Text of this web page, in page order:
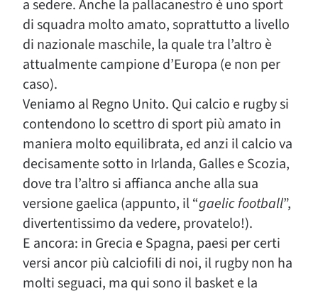
a sedere. Anche la pallacanestro è uno sport
di squadra molto amato, soprattutto a livello
di nazionale maschile, la quale tra l’altro è
attualmente campione d’Europa (e non per
caso).
Veniamo al Regno Unito. Qui calcio e rugby si
contendono lo scettro di sport più amato in
maniera molto equilibrata, ed anzi il calcio va
decisamente sotto in Irlanda, Galles e Scozia,
dove tra l’altro si affianca anche alla sua
versione gaelica (appunto, il “gaelic football”,
divertentissimo da vedere, provatelo!).
E ancora: in Grecia e Spagna, paesi per certi
versi ancor più calciofili di noi, il rugby non ha
molti seguaci, ma qui sono il basket e la